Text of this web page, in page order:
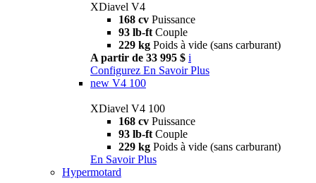
XDiavel V4
168 cv Puissance
93 lb-ft Couple
229 kg Poids à vide (sans carburant)
A partir de 33 995 $ i
Configurez En Savoir Plus
new V4 100
XDiavel V4 100
168 cv Puissance
93 lb-ft Couple
229 kg Poids à vide (sans carburant)
En Savoir Plus
Hypermotard